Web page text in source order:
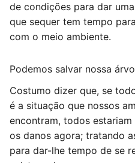
de condições para dar
que sequer tem tempo
com o meio ambiente.
Podemos salvar nossa
Costumo dizer que, se
é a situação que nossos
encontram, todos
os danos agora; tratando
para dar-lhe tempo de se